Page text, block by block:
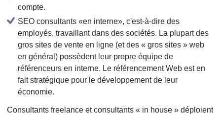
compte.
SEO consultants «en interne», c'est-à-dire des
employés, travaillant dans des sociétés. La plupart des
gros sites de vente en ligne (et des « gros sites » web
en général) possèdent leur propre équipe de
référenceurs en interne. Le référencement Web est en
fait stratégique pour le développement de leur
économie.
Consultants freelance et consultants « in house » déploient